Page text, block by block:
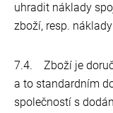
uhradit náklady
zboží, resp.
7.4. Zboží je
a to standardním
společností s